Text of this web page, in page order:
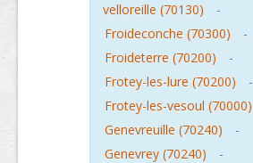
velloreille (70130)
-
Froideconche (70300)
-
Froideterre (70200)
-
Frotey-les-lure (70200)
-
Frotey-les-vesoul (70000)
Genevreuille (70240)
-
Genevrey (70240)
-